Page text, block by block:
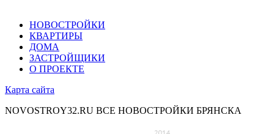
НОВОСТРОЙКИ
КВАРТИРЫ
ДОМА
ЗАСТРОЙЩИКИ
О ПРОЕКТЕ
Карта сайта
NOVOSTROY32.RU ВСЕ НОВОСТРОЙКИ БРЯНСКА